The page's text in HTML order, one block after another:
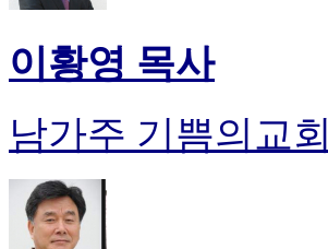
이황영 목사
남가주 기쁨의교회